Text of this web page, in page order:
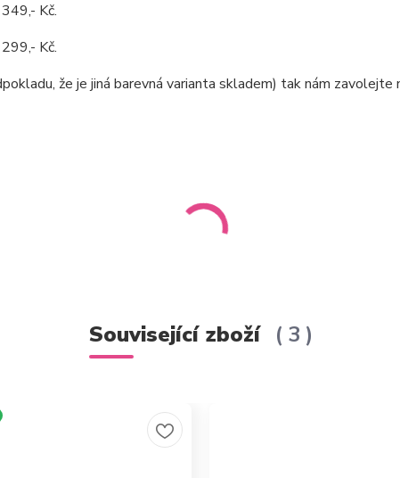
Kč.
Kč.
že je jiná barevná varianta skladem) tak nám zavolejte
Související zboží 3